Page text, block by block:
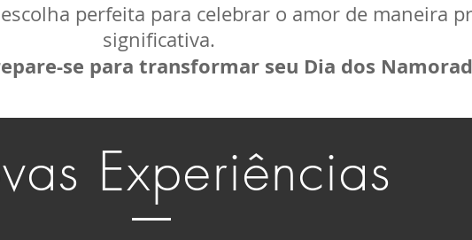
perfeita para celebrar o amor de maneira
significativa.
se para transformar seu Dia dos
Experiências